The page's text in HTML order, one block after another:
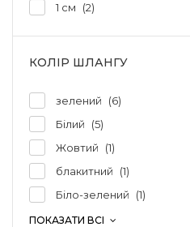
1 см 2
КОЛІР ШЛАНГУ
Білий 5
Біло-зелений 1
блакитний 1
Жовтий 1
зелений 6
ПОКАЗАТИ ВСІ